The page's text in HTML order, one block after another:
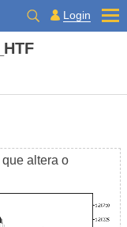
Login
altera o